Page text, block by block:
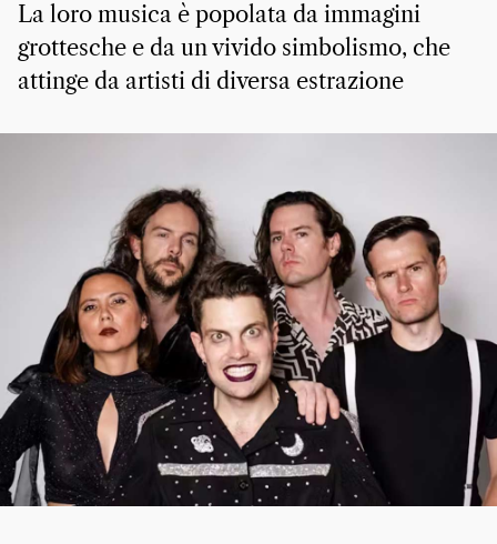
La loro musica è popolata da immagini
grottesche e da un vivido simbolismo, che
attinge da artisti di diversa estrazione